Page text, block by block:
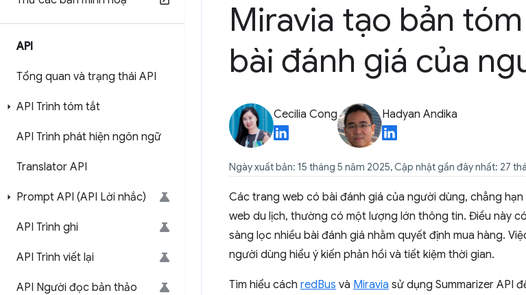
API
Tổng quan và trạng thái API
API Trình tóm tắt
API Trình phát hiện ngôn ngữ
Translator API
Prompt API (API Lời nhắc)
API Trình ghi
API Trình viết lại
API Người đọc bản thảo
Miravia tạo bản
bài đánh giá của
Cecilia Cong Hadyan Andika
Ngày xuất bản: 15 tháng 5 năm 2025, Cập nhật gần đây nhất: 27
Các trang web có bài đánh giá của người dùng, chẳng
web du lịch, thường có một lượng lớn thông tin. Điều này
sàng lọc nhiều bài đánh giá nhằm quyết định mua hàng.
người dùng hiểu ý kiến phản hồi và tiết kiệm thời gian.
Tìm hiểu cách redBus và Miravia sử dụng Summarizer API